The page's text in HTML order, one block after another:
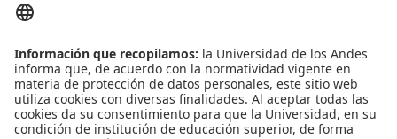
Convivencia y transparencia
Emergencias: Extensión 0000
Eventos destacados
Mapa del Sitio